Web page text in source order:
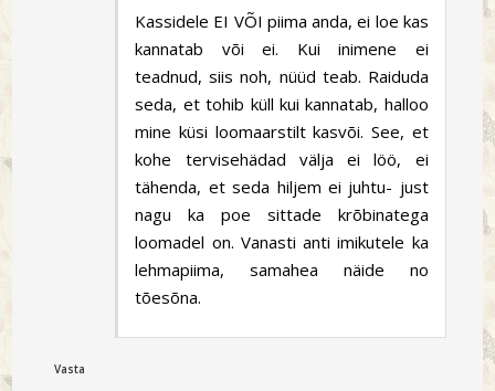
Kassidele EI VÕI piima anda, ei loe kas
kannatab või ei. Kui inimene ei
teadnud, siis noh, nüüd teab. Raiduda
seda, et tohib küll kui kannatab, halloo
mine küsi loomaarstilt kasvõi. See, et
kohe tervisehädad välja ei löö, ei
tähenda, et seda hiljem ei juhtu- just
nagu ka poe sittade krõbinatega
loomadel on. Vanasti anti imikutele ka
lehmapiima, samahea näide no
tõesõna.
Vasta